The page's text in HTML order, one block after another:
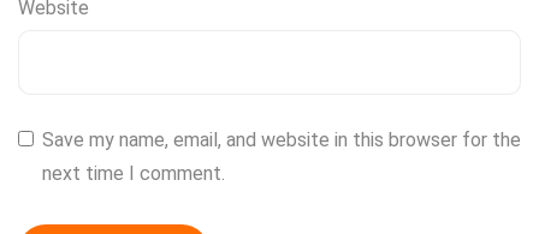
Website
Save my name, email, and website in this browser for the
next time I comment.